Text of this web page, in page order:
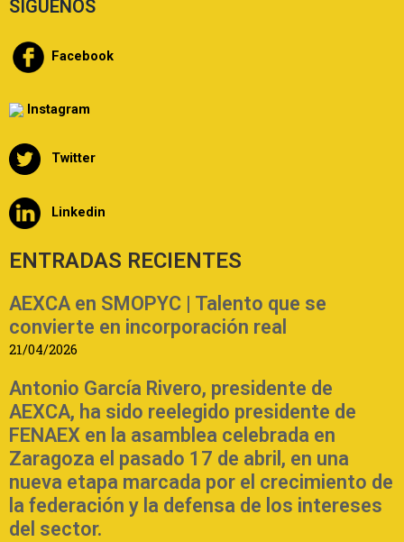
SIGUENOS
Facebook
Instagram
Twitter
Linkedin
ENTRADAS RECIENTES
AEXCA en SMOPYC | Talento que se
convierte en incorporación real
21/04/2026
Antonio García Rivero, presidente de
AEXCA, ha sido reelegido presidente de
FENAEX en la asamblea celebrada en
Zaragoza el pasado 17 de abril, en una
nueva etapa marcada por el crecimiento de
la federación y la defensa de los intereses
del sector.